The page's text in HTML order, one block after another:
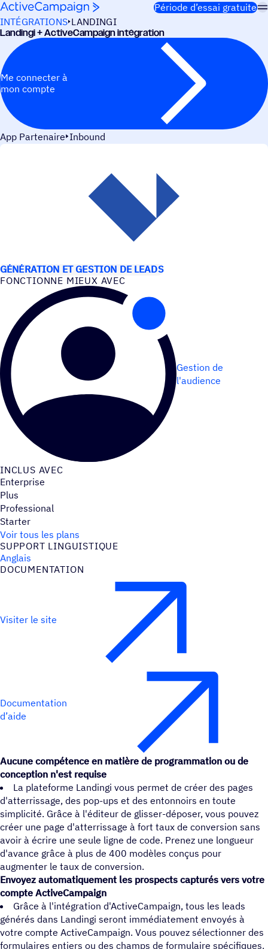
Passer au contenu
Période d’essai gratuite
INTÉGRATIONS LANDINGI
Landingi + ActiveCampaign intégration
Me connecter à
mon compte
App Partenaire Inbound
GÉNÉRATION ET GESTION DE LEADS
FONC­TIONNE MIEUX AVEC
Gestion de
l'audience
INCLUS AVEC
Enterprise
Plus
Professional
Starter
Voir tous les plans
SUPPORT LINGUIS­TIQUE
Anglais
DOCU­MEN­TA­TION
Visiter le site
Documentation
d’aide
Aucune compétence en matière de programmation ou de
conception n'est requise
La plateforme Landingi vous permet de créer des pages
d'atterrissage, des pop-ups et des entonnoirs en toute
simplicité. Grâce à l'éditeur de glisser-déposer, vous pouvez
créer une page d'atterrissage à fort taux de conversion sans
avoir à écrire une seule ligne de code. Prenez une longueur
d'avance grâce à plus de 400 modèles conçus pour
augmenter le taux de conversion.
Envoyez automatiquement les prospects capturés vers votre
compte ActiveCampaign
Grâce à l'intégration d'ActiveCampaign, tous les leads
générés dans Landingi seront immédiatement envoyés à
votre compte ActiveCampaign. Vous pouvez sélectionner des
formulaires entiers ou des champs de formulaire spécifiques.